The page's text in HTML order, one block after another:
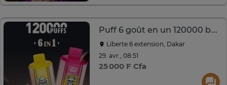
Puff 6 goût en un 120000 bouffées
Liberte 6 extension, Dakar
29. avr., 08:51
25 000 F Cfa